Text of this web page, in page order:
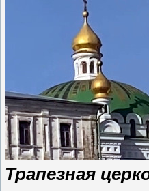
Трапезная